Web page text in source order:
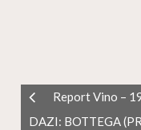
Report Vino –
DAZI: BOTTEGA